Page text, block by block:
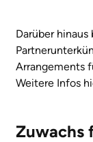
Darüber
Arrangements
Weitere Infos
Zuwachs